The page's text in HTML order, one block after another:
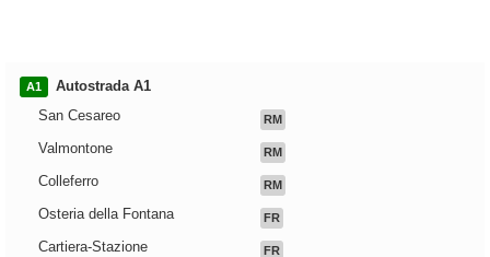
A1
Autostrada A1
San Cesareo
RM
Valmontone RM
Colleferro RM
Osteria della Fontana FR
Cartiera-Stazione FR